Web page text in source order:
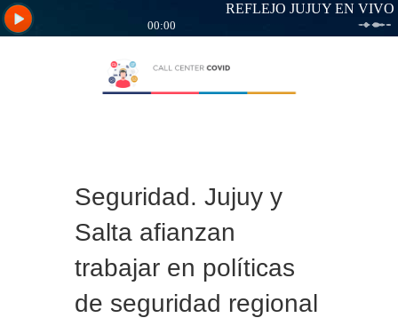
están en plena ejecución
con discapacidad
Seguridad. Jujuy y
Salta afianzan
trabajar en políticas
de seguridad regional